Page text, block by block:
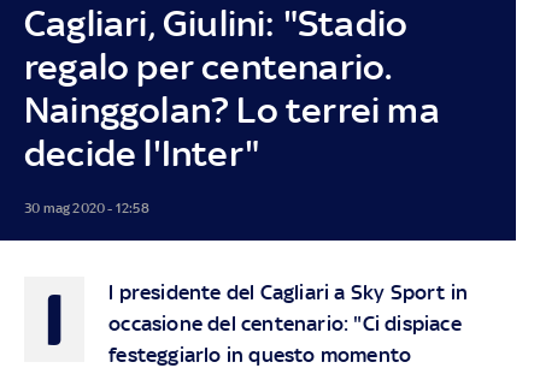
Cagliari, Giulini: "Stadio
regalo per centenario.
Nainggolan? Lo terrei ma
decide l'Inter"
30 mag 2020 - 12:58
I
l presidente del Cagliari a Sky Sport in
occasione del centenario: "Ci dispiace
festeggiarlo in questo momento